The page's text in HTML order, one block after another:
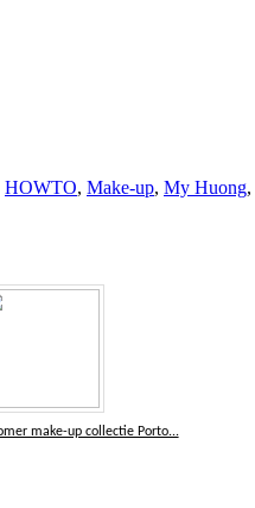
HOWTO, Make-up, My Huong,
make-up collectie Porto...